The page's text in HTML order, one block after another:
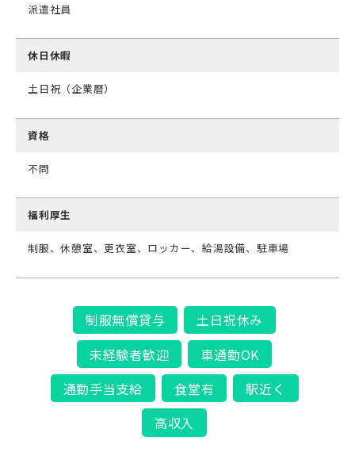
派遣社員
休日休暇
土日祝（企業暦）
資格
不問
福利厚生
制服、休憩室、更衣室、ロッカー、給湯設備、駐車場
制服無償貸与
土日祝休み
未経験者歓迎
車通勤OK
通勤手当支給
食堂有
駅近く
高収入